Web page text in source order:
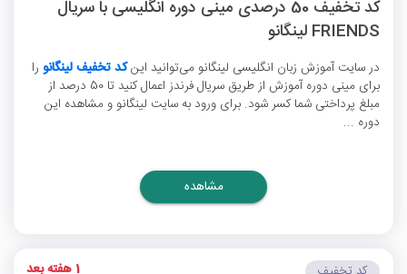
کد تخفیف 50 درصدی مینی دوره انگلیسی با سریال
FRIENDS لینگانو
در سایت آموزش زبان انگلیسی لینگانو می‌توانید اینکد تخفیف لینگانو را
برای مینی دوره آموزش از طریق سریال فرندز اعمال کنید تا 50 درصد از
مبلغ پرداختی شما کسر شود. برای ورود به سایت لینگانو و مشاهده این
دوره ...
مشاهده
1 هفته بعد